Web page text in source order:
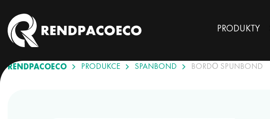
PRODUKTY
RENDPACOECO PRODUKCE SPANBOND BORDÓ SPUNBOND